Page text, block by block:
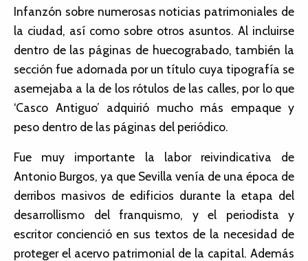
Infanzón sobre numerosas noticias patrimoniales de
la ciudad, así como sobre otros asuntos. Al incluirse
dentro de las páginas de huecograbado, también la
sección fue adornada por un título cuya tipografía se
asemejaba a la de los rótulos de las calles, por lo que
‘Casco Antiguo’ adquirió mucho más empaque y
peso dentro de las páginas del periódico.
Fue muy importante la labor reivindicativa de
Antonio Burgos, ya que Sevilla venía de una época de
derribos masivos de edificios durante la etapa del
desarrollismo del franquismo, y el periodista y
escritor concienció en sus textos de la necesidad de
proteger el acervo patrimonial de la capital. Además